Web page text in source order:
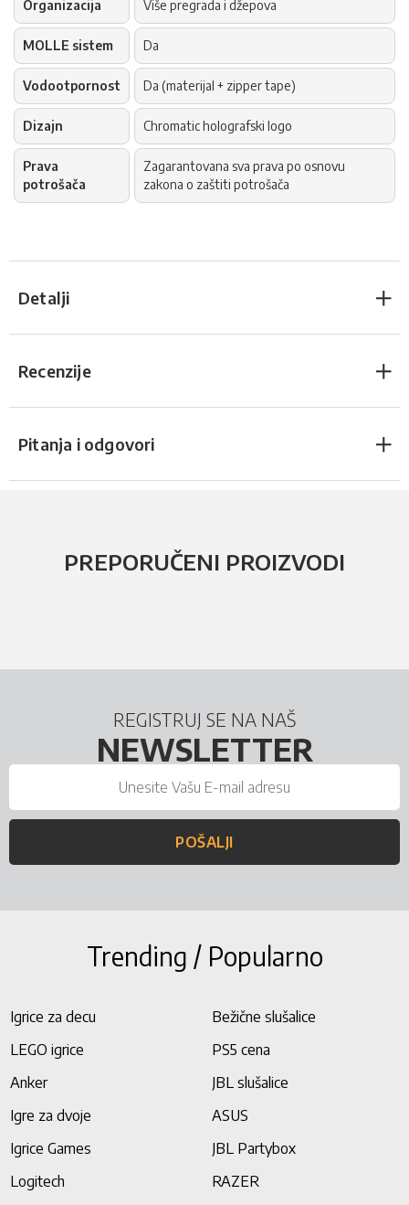
Organizacija Više pregrada i džepova
MOLLE sistem Da
Vodootpornost Da (materijal + zipper tape)
Dizajn Chromatic holografski logo
Prava
potrošača
Zagarantovana sva prava po osnovu
zakona o zaštiti potrošača
Detalji
Recenzije
Pitanja i odgovori
PREPORUČENI PROIZVODI
REGISTRUJ SE NA NAŠ
NEWSLETTER
POŠALJI
Trending / Popularno
Igrice za decu
Bežične slušalice
LEGO igrice
PS5 cena
Anker
JBL slušalice
Igre za dvoje
ASUS
Igrice Games
JBL Partybox
Logitech
RAZER